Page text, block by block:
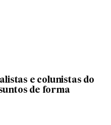
e colunistas do
de forma